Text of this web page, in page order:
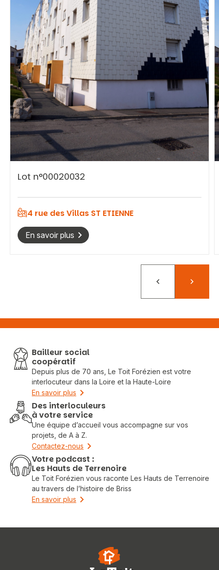
Vous recherchez&nbsp;:
Rechercher
Lot n°00020032
4 rue des Villas ST ETIENNE
En savoir plus
PrécédentSuivant
Bailleur social
coopératif
Depuis plus de 70 ans, Le Toit Forézien est votre
interlocuteur dans la Loire et la Haute-Loire
En savoir plus
Des interloculeurs
à votre service
Une équipe d’accueil vous accompagne sur vos
projets, de A à Z.
Contactez-nous
Votre podcast :
Les Hauts de Terrenoire
Le Toit Forézien vous raconte Les Hauts de Terrenoire
au travers de l’histoire de Briss
En savoir plus